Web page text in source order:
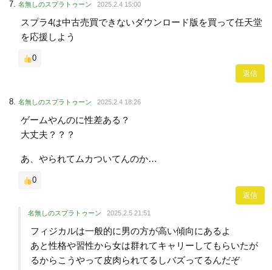
名無しのスプラトゥーン 2025.2.4 15:00
スプラ4は中古売買できないダウンロード版を買って任天堂
を応援しよう
0
返信
名無しのスプラトゥーン 2025.2.4 18:26
ゲームやんのに性差ある？
大丈夫？？？
あ、やられてムカついてんのか…
0
返信
名無しのスプラトゥーン 2025.2.5 21:51
フィジカルは一般的に男の方が高い傾向にあるよ
あと性格や習性から女は群れてキャリーしてもらいたが
るからこうやって皮肉られてるしバズってるんだぞ